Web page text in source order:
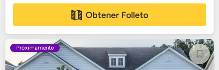
Obtener Folleto
Próximamente